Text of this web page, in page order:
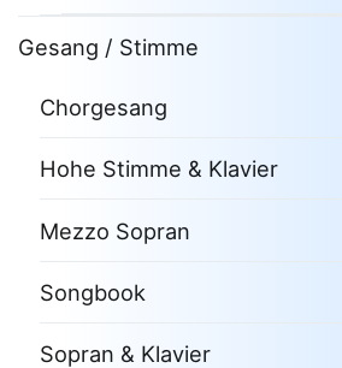
Gesang / Stimme
Chorgesang
Hohe Stimme & Klavier
Mezzo Sopran
Songbook
Sopran & Klavier